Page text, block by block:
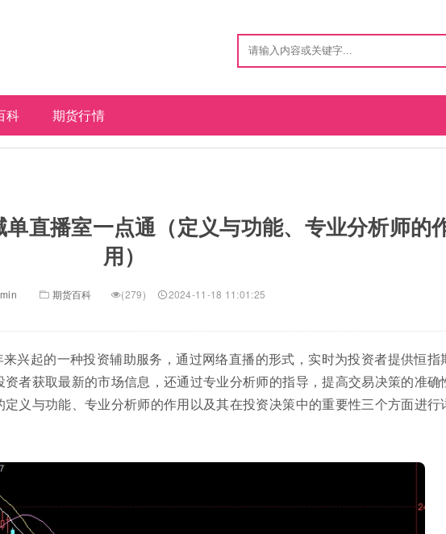
科 期货行情
直播室一点通（定义与功能、专业分析师的
用）
期货百科 (279) 2024-11-18 11:01:25
兴起的一种投资辅助服务，通过网络直播的形式，实时为投资者提供恒指
者获取最新的市场信息，还通过专业分析师的指导，提高交易决策的准确
义与功能、专业分析师的作用以及其在投资决策中的重要性三个方面进行